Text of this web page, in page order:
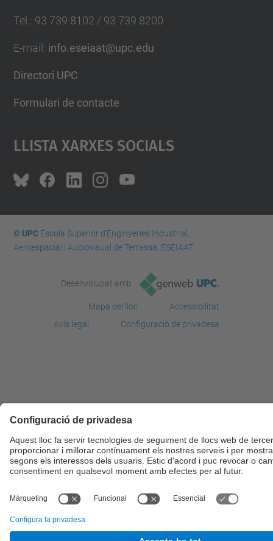
Tel. : 93 739 8102 / 93 739 8200
E-mail : info.eseiaat@upc.edu
Directori UPC
Formulari de contacte
Llista Xarxes Socials
© UPCEscola Superior d’Enginyeries Industrial,
Aeroespacial i Audiovisual de Terrassa. ESEIAAT
Desenvolupat amb
Mapa del lloc
Accessibilitat
Avís legal
Configuració de privadesa